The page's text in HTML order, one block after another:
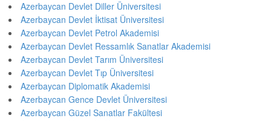
Azerbaycan Devlet Diller Üniversitesi
Azerbaycan Devlet İktisat Üniversitesi
Azerbaycan Devlet Petrol Akademisi
Azerbaycan Devlet Ressamlık Sanatlar Akademisi
Azerbaycan Devlet Tarım Üniversitesi
Azerbaycan Devlet Tıp Üniversitesi
Azerbaycan Diplomatik Akademisi
Azerbaycan Gence Devlet Üniversitesi
Azerbaycan Güzel Sanatlar Fakültesi